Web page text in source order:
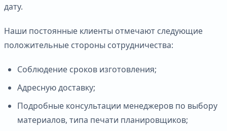
дату.
Наши постоянные клиенты отмечают следующие
положительные стороны сотрудничества:
Соблюдение сроков изготовления;
Адресную доставку;
Подробные консультации менеджеров по выбору
материалов, типа печати планировщиков;